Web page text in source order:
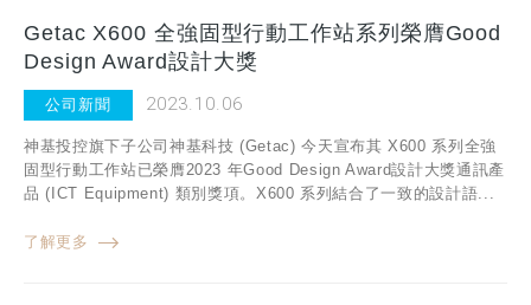
Getac X600 全強固型行動工作站系列榮膺Good
Design Award設計大獎
公司新聞 2023.10.06
神基投控旗下子公司神基科技 (Getac) 今天宣布其 X600 系列全強
固型行動工作站已榮膺2023 年Good Design Award設計大獎通訊產
品 (ICT Equipment) 類別獎項。X600 系列結合了一致的設計語...
了解更多